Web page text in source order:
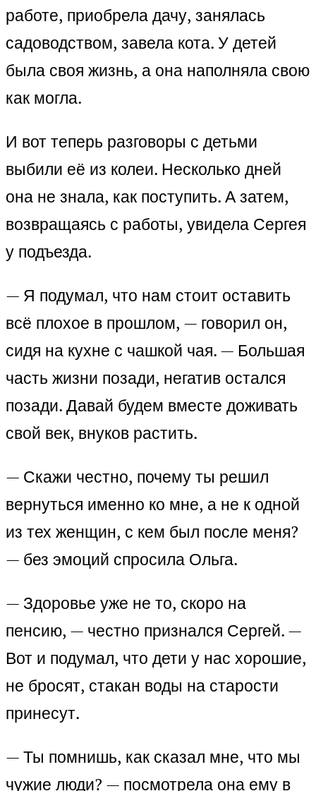
работе, приобрела дачу, занялась
садоводством, завела кота. У детей
была своя жизнь, а она наполняла свою
как могла.
И вот теперь разговоры с детьми
выбили её из колеи. Несколько дней
она не знала, как поступить. А затем,
возвращаясь с работы, увидела Сергея
у подъезда.
— Я подумал, что нам стоит оставить
всё плохое в прошлом, — говорил он,
сидя на кухне с чашкой чая. — Большая
часть жизни позади, негатив остался
позади. Давай будем вместе доживать
свой век, внуков растить.
— Скажи честно, почему ты решил
вернуться именно ко мне, а не к одной
из тех женщин, с кем был после меня?
— без эмоций спросила Ольга.
— Здоровье уже не то, скоро на
пенсию, — честно признался Сергей. —
Вот и подумал, что дети у нас хорошие,
не бросят, стакан воды на старости
принесут.
— Ты помнишь, как сказал мне, что мы
чужие люди? — посмотрела она ему в